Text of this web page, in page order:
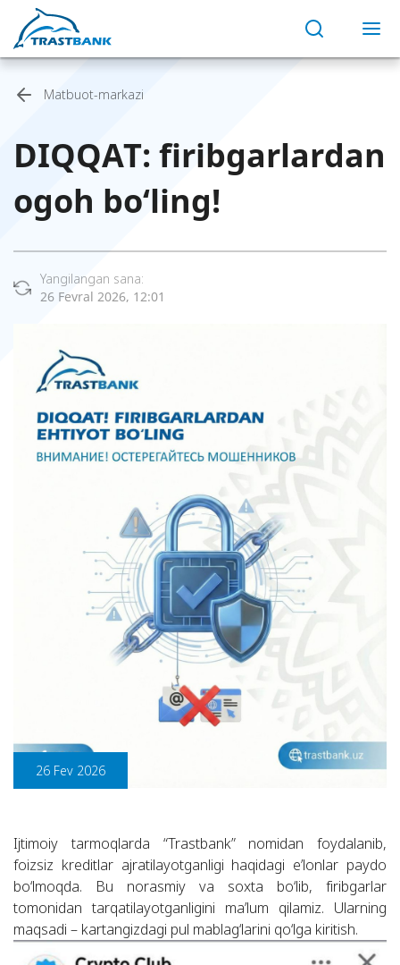
Matbuot-markazi
DIQQAT: firibgarlardan
ogoh bo‘ling!
Yangilangan sana:
26 Fevral 2026, 12:01
26 Fev 2026
Ijtimoiy tarmoqlarda “Trastbank” nomidan foydalanib,
foizsiz kreditlar ajratilayotganligi haqidagi e’lonlar paydo
bo‘lmoqda. Bu norasmiy va soxta bo‘lib, firibgarlar
tomonidan tarqatilayotganligini ma’lum qilamiz. Ularning
maqsadi – kartangizdagi pul mablag‘larini qo‘lga kiritish.